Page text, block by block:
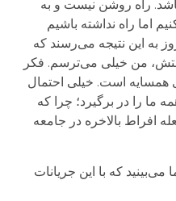
راه روشن نیست و به
اما راه نداشته باشیم
به این نتیجه می‌رسند که
من خیلی می‌ترسم. فکر
همسایه است. خیلی احتمال
ما را در برگیرد؛ چرا که
افراط بالاخره در جامعه
که با این جریانات